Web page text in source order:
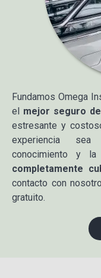
Fundamos Omega
el mejor seguro
estresante y
experiencia sea
conocimiento y
completamente
contacto con
gratuito.